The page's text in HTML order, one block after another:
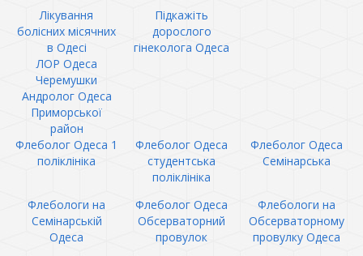
Лікування
болісних місячних
в Одесі
Підкажіть
дорослого
гінеколога Одеса
ЛОР Одеса
Черемушки
Андролог Одеса
Приморської
район
Флеболог Одеса 1
поліклініка
Флеболог Одеса
студентська
поліклініка
Флеболог Одеса
Семінарська
Флебологи на
Семінарській
Одеса
Флеболог Одеса
Обсерваторний
провулок
Флебологи на
Обсерваторному
провулку Одеса